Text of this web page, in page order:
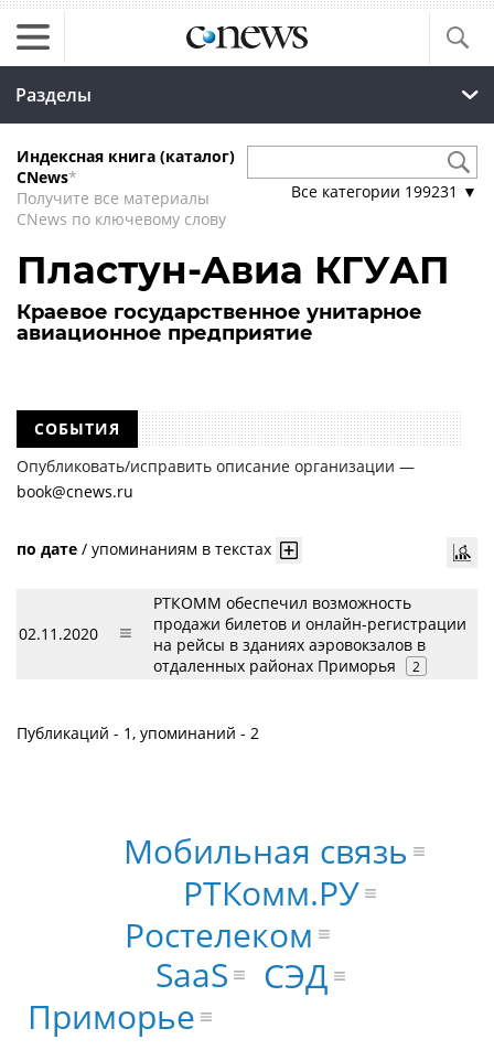
Разделы
Индексная книга (каталог)
CNews*
Получите все материалы
CNews по ключевому слову
Все категории 199231 ▼
Пластун-Авиа КГУАП
Краевое государственное унитарное
авиационное предприятие
СОБЫТИЯ
Опубликовать/исправить описание организации —
book@cnews.ru
по дате / упоминаниям в текстах
02.11.2020
РТКОММ обеспечил возможность
продажи билетов и онлайн-регистрации
на рейсы в зданиях аэровокзалов в
отдаленных районах Приморья
2
Публикаций - 1, упоминаний - 2
Ростелеком
РТКомм.РУ
SaaS
СЭД
Мобильная связь
Приморье